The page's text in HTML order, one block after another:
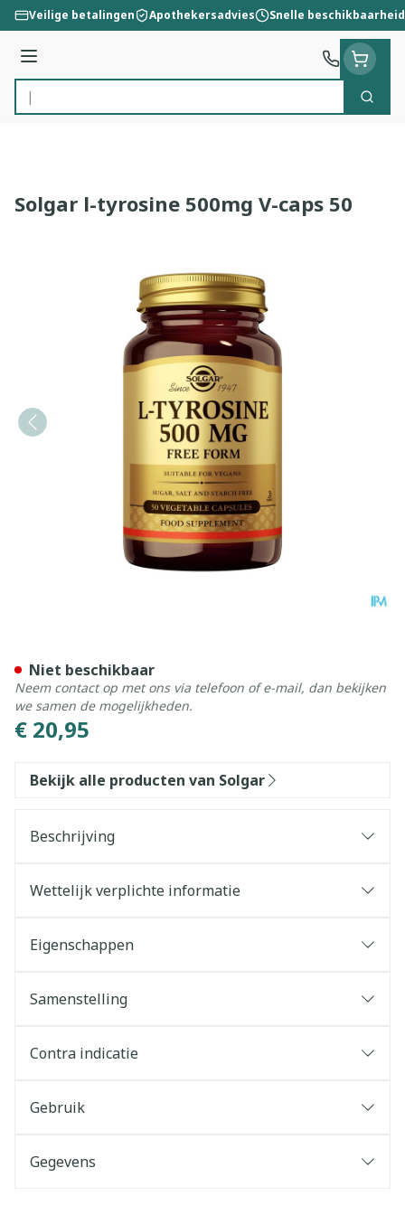
Ga naar de inhoud
Veilige betalingen Apothekersadvies Snelle beschikbaarheid
Menu
Product, merk, categorie...
Zoek
Solgar l-tyrosine 500mg V-caps 50
€ 20,95
Niet beschikbaar
Neem contact op met ons via telefoon of e-mail, dan bekijken
we samen de mogelijkheden.
Bekijk alle producten van Solgar
Beschrijving
Wettelijk verplichte informatie
Eigenschappen
Samenstelling
Contra indicatie
Gebruik
Gegevens